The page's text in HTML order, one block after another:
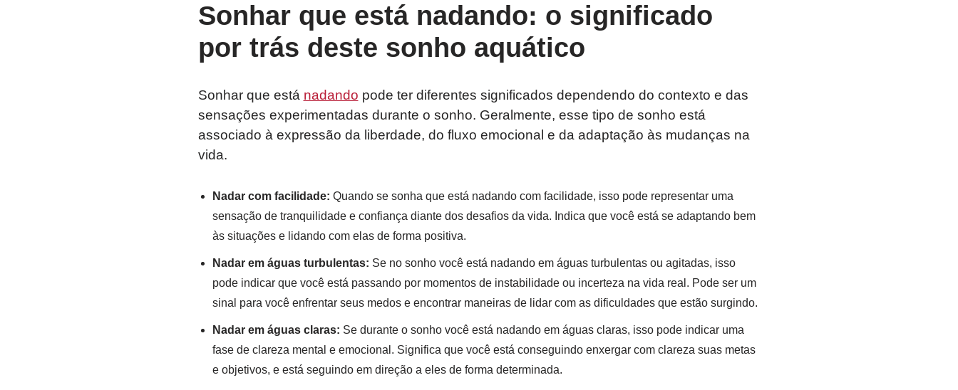
Sonhar que está nadando: o significado
por trás deste sonho aquático
Sonhar que está nadando pode ter diferentes significados dependendo do contexto e das
sensações experimentadas durante o sonho. Geralmente, esse tipo de sonho está
associado à expressão da liberdade, do fluxo emocional e da adaptação às mudanças na
vida.
Nadar com facilidade: Quando se sonha que está nadando com facilidade, isso pode representar uma
sensação de tranquilidade e confiança diante dos desafios da vida. Indica que você está se adaptando bem
às situações e lidando com elas de forma positiva.
Nadar em águas turbulentas: Se no sonho você está nadando em águas turbulentas ou agitadas, isso
pode indicar que você está passando por momentos de instabilidade ou incerteza na vida real. Pode ser um
sinal para você enfrentar seus medos e encontrar maneiras de lidar com as dificuldades que estão surgindo.
Nadar em águas claras: Se durante o sonho você está nadando em águas claras, isso pode indicar uma
fase de clareza mental e emocional. Significa que você está conseguindo enxergar com clareza suas metas
e objetivos, e está seguindo em direção a eles de forma determinada.